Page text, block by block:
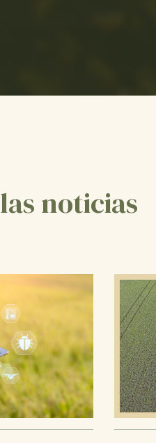
noticias